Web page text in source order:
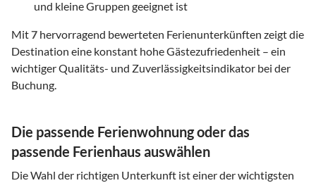
und kleine Gruppen geeignet ist
Mit7 hervorragend bewerteten Ferienunterkünften zeigt die
Destination eine konstant hohe Gästezufriedenheit – ein
wichtiger Qualitäts- und Zuverlässigkeitsindikator bei der
Buchung.
Die passende Ferienwohnung oder das
passende Ferienhaus auswählen
Die Wahl der richtigen Unterkunft ist einer der wichtigsten